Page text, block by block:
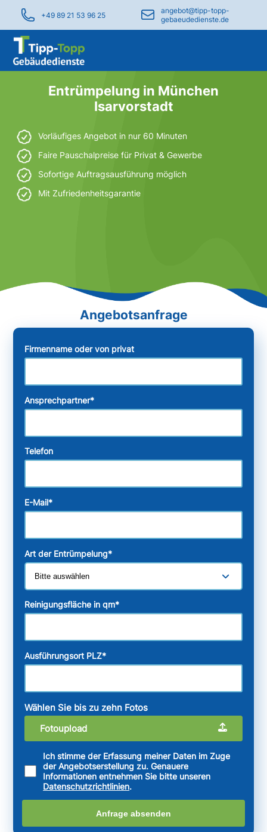
+49 89 21 53 96 25
angebot@tipp-topp-
gebaeudedienste.de
Entrümpelung in München
Isarvorstadt
Vorläufiges Angebot in nur 60 Minuten
Faire Pauschalpreise für Privat & Gewerbe
Sofortige Auftragsausführung möglich
Mit Zufriedenheitsgarantie
Firmenname oder von privat
Ansprechpartner*
Telefon
E-Mail*
Art der Entrümpelung*
Reinigungsfläche in qm*
Ausführungsort PLZ*
Wählen Sie bis zu zehn Fotos
Fotoupload
Ich stimme der Erfassung meiner Daten im Zuge
der Angebotserstellung zu. Genauere
Informationen entnehmen Sie bitte unseren
Datenschutzrichtlinien.
Anfrage absenden